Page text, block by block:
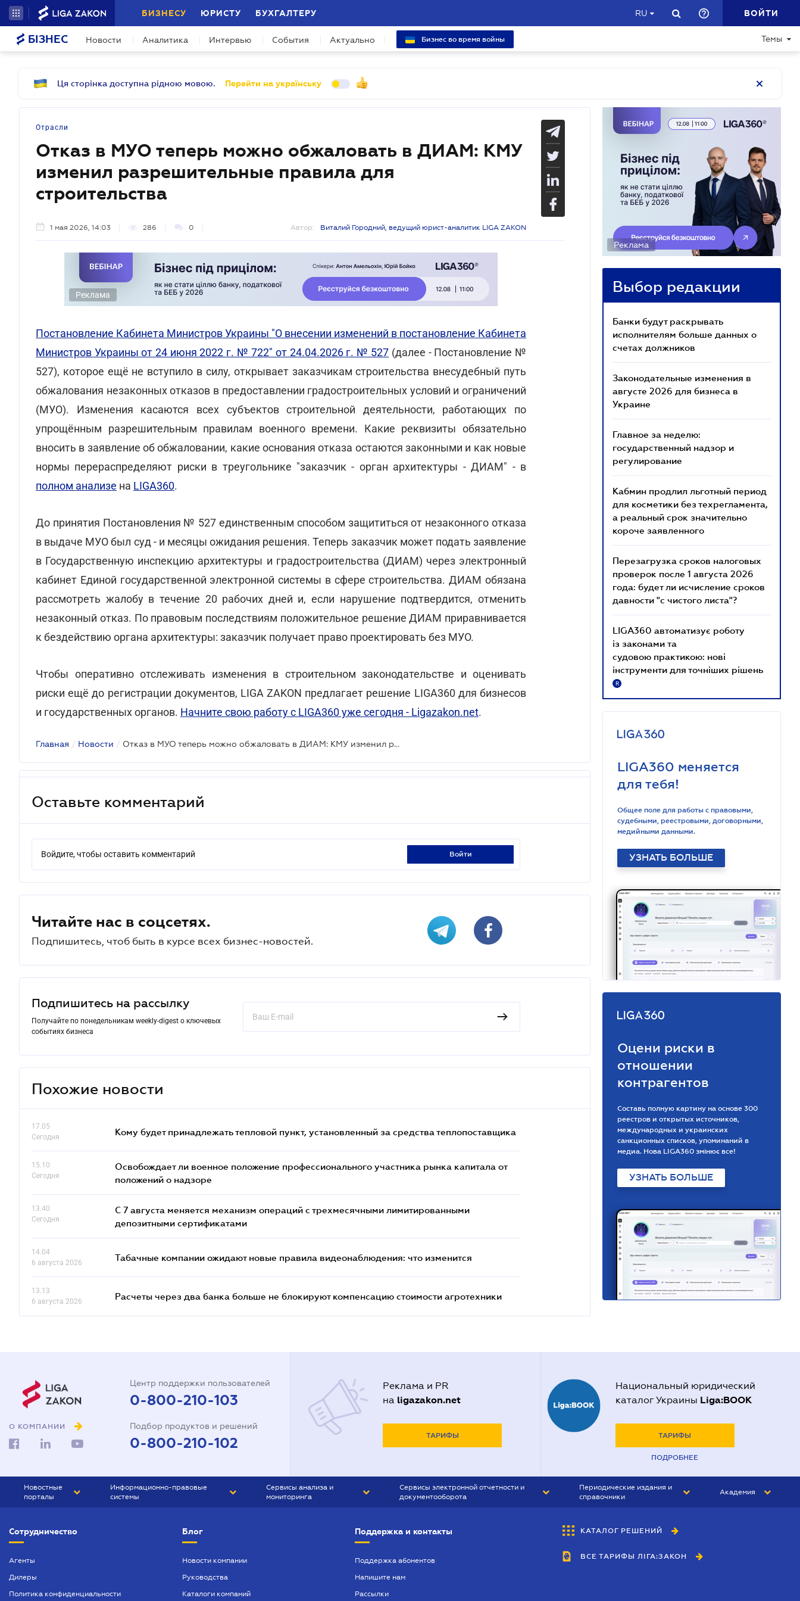
БИЗНЕСУ ЮРИСТУ БУХГАЛТЕРУ RU ВОЙТИ
БІЗНЕС Новости Аналитика Интервью События Актуально Бизнес во время войны Темы
Ця сторінка доступна рідною мовою. Перейти на українську
Отрасли
Отказ в МУО теперь можно обжаловать в ДИАМ: КМУ
изменил разрешительные правила для
строительства
1 мая 2026, 14:03 286 0 Автор: Виталий Городний, ведущий юрист-аналитик LIGA ZAKON
Реклама
Постановление Кабинета Министров Украины "О внесении изменений в постановление Кабинета
Министров Украины от 24 июня 2022 г. № 722" от 24.04.2026 г. № 527 (далее - Постановление №
527), которое ещё не вступило в силу, открывает заказчикам строительства внесудебный путь
обжалования незаконных отказов в предоставлении градостроительных условий и ограничений
(МУО). Изменения касаются всех субъектов строительной деятельности, работающих по
упрощённым разрешительным правилам военного времени. Какие реквизиты обязательно
вносить в заявление об обжаловании, какие основания отказа остаются законными и как новые
нормы перераспределяют риски в треугольнике "заказчик - орган архитектуры - ДИАМ" - в
полном анализе на LIGA360.
До принятия Постановления № 527 единственным способом защититься от незаконного отказа
в выдаче МУО был суд - и месяцы ожидания решения. Теперь заказчик может подать заявление
в Государственную инспекцию архитектуры и градостроительства (ДИАМ) через электронный
кабинет Единой государственной электронной системы в сфере строительства. ДИАМ обязана
рассмотреть жалобу в течение 20 рабочих дней и, если нарушение подтвердится, отменить
незаконный отказ. По правовым последствиям положительное решение ДИАМ приравнивается
к бездействию органа архитектуры: заказчик получает право проектировать без МУО.
Чтобы оперативно отслеживать изменения в строительном законодательстве и оценивать
риски ещё до регистрации документов, LIGA ZAKON предлагает решение LIGA360 для бизнесов
и государственных органов. Начните свою работу с LIGA360 уже сегодня - Ligazakon.net.
Главная / Новости / Отказ в МУО теперь можно обжаловать в ДИАМ: КМУ изменил разрешительные правила для строительства
Оставьте комментарий
Войдите, чтобы оставить комментарий войти
Читайте нас в соцсетях.
Подпишитесь, чтоб быть в курсе всех бизнес-новостей.
Подпишитесь на рассылку
Получайте по понедельникам weekly-digest о ключевых
событиях бизнеса
Похожие новости
17.05
Сегодня
Кому будет принадлежать тепловой пункт, установленный за средства теплопоставщика
15.10
Сегодня
Освобождает ли военное положение профессионального участника рынка капитала от
положений о надзоре
13.40
Сегодня
С 7 августа меняется механизм операций с трехмесячными лимитированными
депозитными сертификатами
14.04
6 августа 2026
Табачные компании ожидают новые правила видеонаблюдения: что изменится
13.13
6 августа 2026
Расчеты через два банка больше не блокируют компенсацию стоимости агротехники
Реклама
Выбор редакции
Банки будут раскрывать
исполнителям больше данных о
счетах должников
Законодательные изменения в
августе 2026 для бизнеса в
Украине
Главное за неделю:
государственный надзор и
регулирование
Кабмин продлил льготный период
для косметики без техрегламента,
а реальный срок значительно
короче заявленного
Перезагрузка сроков налоговых
проверок после 1 августа 2026
года: будет ли исчисление сроков
давности "с чистого листа"?
LIGA360 автоматизує роботу
із законами та
судовою практикою: нові
інструменти для точніших рішень
R
LIGA360 меняется
для тебя!
Общее поле для работы с правовыми,
судебными, реестровыми, договорными,
медийными данными.
УЗНАТЬ БОЛЬШЕ
Оцени риски в
отношении
контрагентов
Составь полную картину на основе 300
реестров и открытых источников,
международных и украинских
санкционных списков, упоминаний в
медиа. Нова LIGA360 змінює все!
УЗНАТЬ БОЛЬШЕ
О КОМПАНИИ
Центр поддержки пользователей
0-800-210-103
Подбор продуктов и решений
0-800-210-102
Реклама и PR
на ligazakon.net
ТАРИФЫ
Национальный юридический
каталог Украины Liga:BOOK
ТАРИФЫ
ПОДРОБНЕЕ
Новостные
порталы
БИЗНЕС
Информационно-правовые
системы
БУХГАЛТЕР ПРОФ
ЮРИСТ ПРОФ
Сервисы анализа и
мониторинга
Сервисы электронной отчетности и
документооборота
Периодические издания и
справочники
БУХГАЛТЕР&ЗАКОН
ВЕСТНИК МСФО
Академия
Сотрудничество
Агенты
Дилеры
Политика конфиденциальности
Блог
Новости компании
Руководства
Каталоги компаний
Поддержка и контакты
Поддержка абонентов
Напишите нам
Рассылки
КАТАЛОГ РЕШЕНИЙ
ВСЕ ТАРИФЫ ЛІГА:ЗАКОН